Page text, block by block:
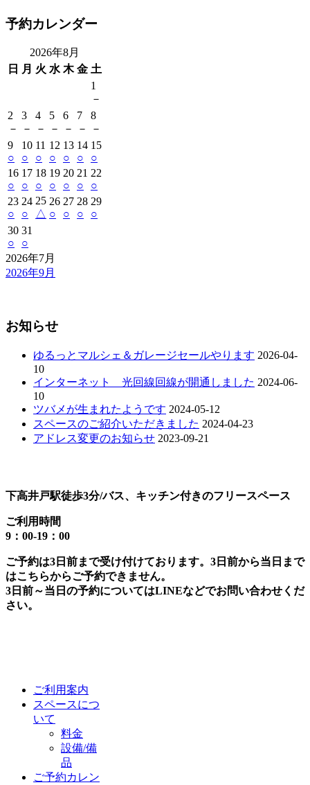
予約カレンダー
2026年8月
日
月 火 水 木 金 土
1
－
2
－
3
－
4
－
5
－
6
－
7
－
8
－
9
○
10
○
11
○
12
○
13
○
14
○
15
○
16
○
17
○
18
○
19
○
20
○
21
○
22
○
23
○
24
○
25
△
26
○
27
○
28
○
29
○
30
○
31
○
2026年7月
2026年9月
お知らせ
ゆるっとマルシェ＆ガレージセールやります 2026-04-
10
インターネット 光回線回線が開通しました 2024-06-
10
ツバメが生まれたようです 2024-05-12
スペースのご紹介いただきました 2024-04-23
アドレス変更のお知らせ 2023-09-21
下高井戸駅徒歩3分/バス、キッチン付きのフリースペース
ご利用時間
9：00-19：00
ご予約は3日前まで受け付けております。3日前から当日まで
はこちらからご予約できません。
3日前～当日の予約についてはLINEなどでお問い合わせくだ
さい。
ご利用案内
スペースにつ
いて
料金
設備/備
品
ご予約カレン